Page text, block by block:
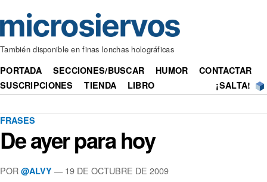
También disponible en finas lonchas holográficas
PORTADA SECCIONES/BUSCAR HUMOR
CONTACTAR
SUSCRIPCIONES
TIENDA LIBRO ¡SALTA!
FRASES
De ayer para hoy
POR @ALVY — 19 DE OCTUBRE DE 2009